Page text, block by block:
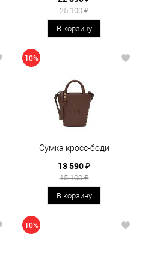
25 100 ₽
В корзину
10%
Сумка кросс-боди
13 590 ₽
15 100 ₽
В корзину
10%